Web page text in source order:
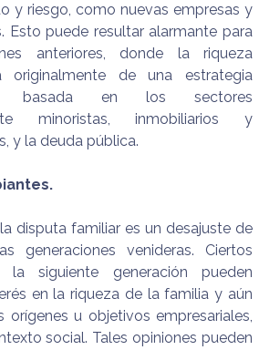
y riesgo, como nuevas empresas y
Esto puede resultar alarmante para
anteriores, donde la riqueza
originalmente de una estrategia
basada en los sectores
minoristas, inmobiliarios y
y la deuda pública.
disputa familiar es un desajuste de
generaciones venideras. Ciertos
la siguiente generación pueden
en la riqueza de la familia y aún
orígenes u objetivos empresariales,
social. Tales opiniones pueden